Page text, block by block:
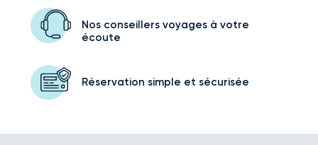
Nos conseillers voyagesà votre
écoute
Réservation simple et sécurisée